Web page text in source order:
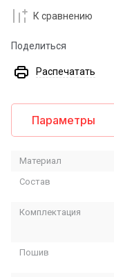
К сравнению
Поделиться
Распечатать
Параметры
Материал
Состав
Комплектация
Пошив